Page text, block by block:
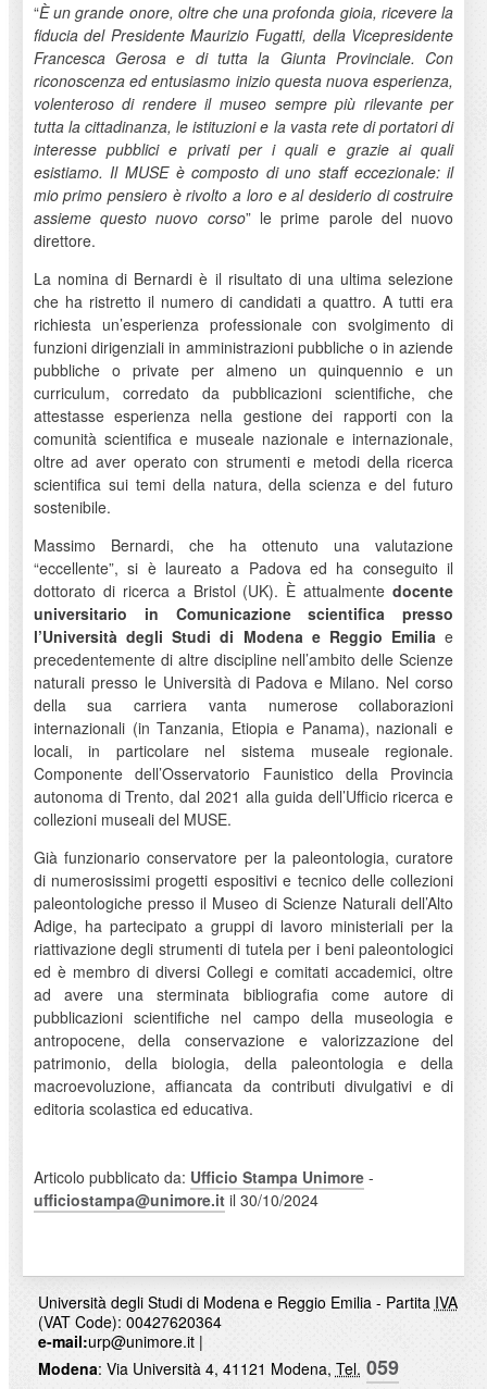
“È un grande onore, oltre che una profonda gioia, ricevere la
fiducia del Presidente Maurizio Fugatti, della Vicepresidente
Francesca Gerosa e di tutta la Giunta Provinciale. Con
riconoscenza ed entusiasmo inizio questa nuova esperienza,
volenteroso di rendere il museo sempre più rilevante per
tutta la cittadinanza, le istituzioni e la vasta rete di portatori di
interesse pubblici e privati per i quali e grazie ai quali
esistiamo. Il MUSE è composto di uno staff eccezionale: il
mio primo pensiero è rivolto a loro e al desiderio di costruire
assieme questo nuovo corso” le prime parole del nuovo
direttore.
La nomina di Bernardi è il risultato di una ultima selezione
che ha ristretto il numero di candidati a quattro. A tutti era
richiesta un’esperienza professionale con svolgimento di
funzioni dirigenziali in amministrazioni pubbliche o in aziende
pubbliche o private per almeno un quinquennio e un
curriculum, corredato da pubblicazioni scientifiche, che
attestasse esperienza nella gestione dei rapporti con la
comunità scientifica e museale nazionale e internazionale,
oltre ad aver operato con strumenti e metodi della ricerca
scientifica sui temi della natura, della scienza e del futuro
sostenibile.
Massimo Bernardi, che ha ottenuto una valutazione
“eccellente”, si è laureato a Padova ed ha conseguito il
dottorato di ricerca a Bristol (UK). È attualmentedocente
universitario in Comunicazione scientifica presso
l’Università degli Studi di Modena e Reggio Emiliae
precedentemente di altre discipline nell’ambito delle Scienze
naturali presso le Università di Padova e Milano. Nel corso
della sua carriera vanta numerose collaborazioni
internazionali (in Tanzania, Etiopia e Panama), nazionali e
locali, in particolare nel sistema museale regionale.
Componente dell’Osservatorio Faunistico della Provincia
autonoma di Trento, dal 2021 alla guida dell’Ufficio ricerca e
collezioni museali del MUSE.
Già funzionario conservatore per la paleontologia, curatore
di numerosissimi progetti espositivi e tecnico delle collezioni
paleontologiche presso il Museo di Scienze Naturali dell’Alto
Adige, ha partecipato a gruppi di lavoro ministeriali per la
riattivazione degli strumenti di tutela per i beni paleontologici
ed è membro di diversi Collegi e comitati accademici, oltre
ad avere una sterminata bibliografia come autore di
pubblicazioni scientifiche nel campo della museologia e
antropocene, della conservazione e valorizzazione del
patrimonio, della biologia, della paleontologia e della
macroevoluzione, affiancata da contributi divulgativi e di
editoria scolastica ed educativa.
Articolo pubblicato da: Ufficio Stampa Unimore-
ufficiostampa@unimore.itil 30/10/2024
Università degli Studi di Modena e Reggio Emilia - Partita IVA
(VAT Code): 00427620364
e-mail:urp@unimore.it|
Modena: Via Università 4, 41121 Modena, Tel. 059